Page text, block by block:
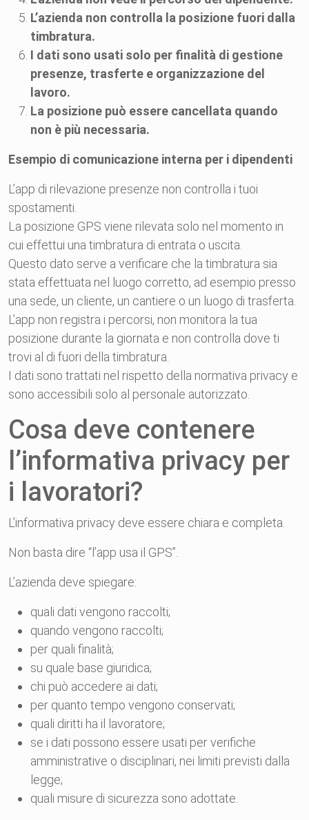
L’azienda non controlla la posizione fuori dalla
timbratura.
I dati sono usati solo per finalità di gestione
presenze, trasferte e organizzazione del
lavoro.
La posizione può essere cancellata quando
non è più necessaria.
Esempio di comunicazione interna per i dipendenti
L’app di rilevazione presenze non controlla i tuoi
spostamenti.
La posizione GPS viene rilevata solo nel momento in
cui effettui una timbratura di entrata o uscita.
Questo dato serve a verificare che la timbratura sia
stata effettuata nel luogo corretto, ad esempio presso
una sede, un cliente, un cantiere o un luogo di trasferta.
L’app non registra i percorsi, non monitora la tua
posizione durante la giornata e non controlla dove ti
trovi al di fuori della timbratura.
I dati sono trattati nel rispetto della normativa privacy e
sono accessibili solo al personale autorizzato.
Cosa deve contenere
l’informativa privacy per
i lavoratori?
L’informativa privacy deve essere chiara e completa.
Non basta dire “l’app usa il GPS”.
L’azienda deve spiegare:
quali dati vengono raccolti;
quando vengono raccolti;
per quali finalità;
su quale base giuridica;
chi può accedere ai dati;
per quanto tempo vengono conservati;
quali diritti ha il lavoratore;
se i dati possono essere usati per verifiche
amministrative o disciplinari, nei limiti previsti dalla
legge;
quali misure di sicurezza sono adottate.